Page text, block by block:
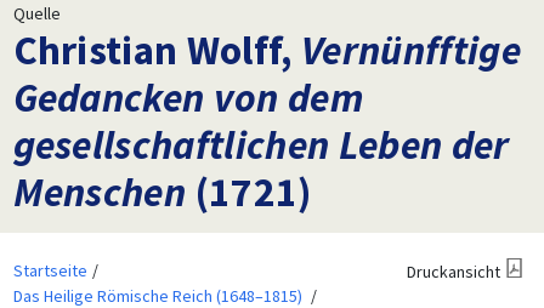
Quelle
Christian Wolff, Vernünfftige
Gedancken von dem
gesellschaftlichen Leben der
Menschen (1721)
Startseite
Das Heilige Römische Reich (1648–1815)
Druckansicht